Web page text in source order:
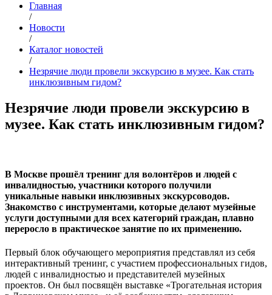
Главная
/
Новости
/
Каталог новостей
/
Незрячие люди провели экскурсию в музее. Как стать
инклюзивным гидом?
Незрячие люди провели экскурсию в
музее. Как стать инклюзивным гидом?
В Москве прошёл тренинг для волонтёров и людей с
инвалидностью, участники которого получили
уникальные навыки инклюзивных экскурсоводов.
Знакомство с инструментами, которые делают музейные
услуги доступными для всех категорий граждан, плавно
переросло в практическое занятие по их применению.
Первый блок обучающего мероприятия представлял из себя
интерактивный тренинг, с участием профессиональных гидов,
людей с инвалидностью и представителей музейных
проектов. Он был посвящён выставке «Трогательная история